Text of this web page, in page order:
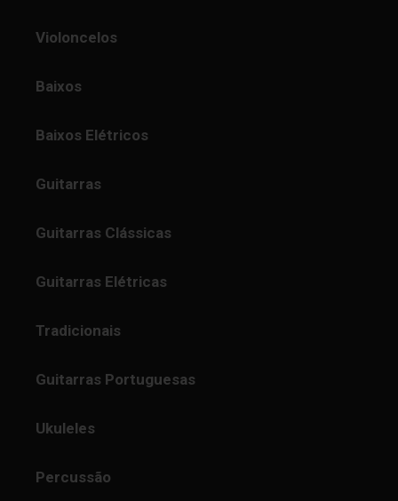
Violoncelos
Baixos
Baixos Elétricos
Guitarras
Guitarras Clássicas
Guitarras Elétricas
Tradicionais
Guitarras Portuguesas
Ukuleles
Percussão